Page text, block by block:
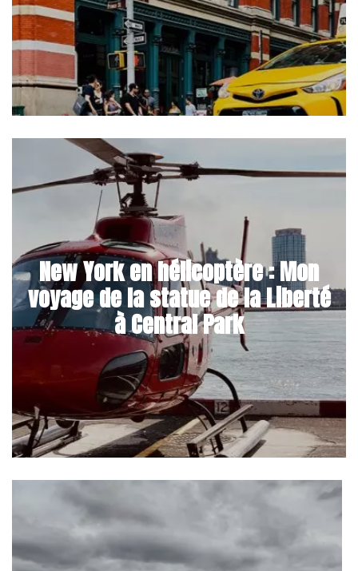
New York en hélicoptère : Mon
voyage de la statue de la Liberté
à Central Park